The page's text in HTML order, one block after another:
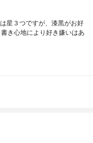
星３つですが、漆黒がお好
き心地により好き嫌いはあ